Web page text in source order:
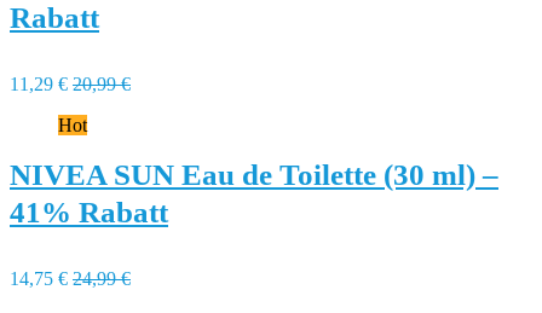
Rabatt
11,29 € 20,99 €
Hot
NIVEA SUN Eau de Toilette (30 ml) –
41% Rabatt
14,75 € 24,99 €